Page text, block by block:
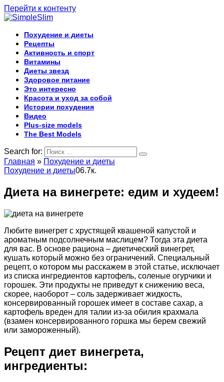
Перейти к контенту
Похудение и диеты
Рецепты
Активность и спорт
Витамины
Диеты звезд
Здоровое питание
Это интересно
Красота и уход за собой
Истории похудения
Видео
Plus-size models
The Best Models
Search for:
Главная » Похудение и диеты
Похудение и диеты06.7к.
Диета на винегрете: едим и худеем!
Любите винегрет с хрустящей квашеной капустой и
ароматным подсолнечным маслицем? Тогда эта диета
для вас. В основе рациона – диетический винегрет,
кушать который можно без ограничений. Специальный
рецепт, о котором мы расскажем в этой статье, исключает
из списка ингредиентов картофель, соленые огурчики и
горошек. Эти продукты не приведут к снижению веса,
скорее, наоборот – соль задерживает жидкость,
консервированный горошек имеет в составе сахар, а
картофель вреден для талии из-за обилия крахмала
(взамен консервированного горшка мы берем свежий
или замороженный).
Рецепт диет винегрета,
ингредиенты: